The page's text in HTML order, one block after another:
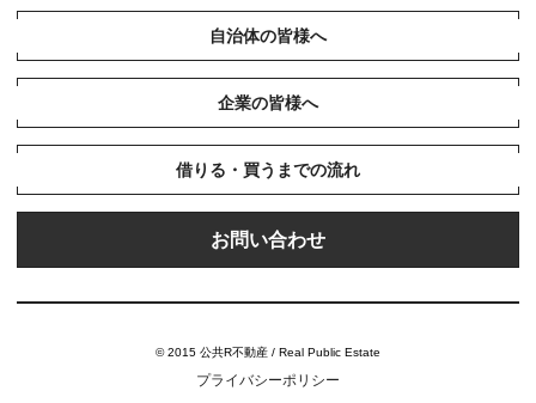
自治体の皆様へ
企業の皆様へ
借りる・買うまでの流れ
お問い合わせ
© 2015 公共R不動産 / Real Public Estate
プライバシーポリシー